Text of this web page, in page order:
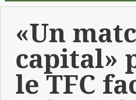
«Un
capital»
le TFC